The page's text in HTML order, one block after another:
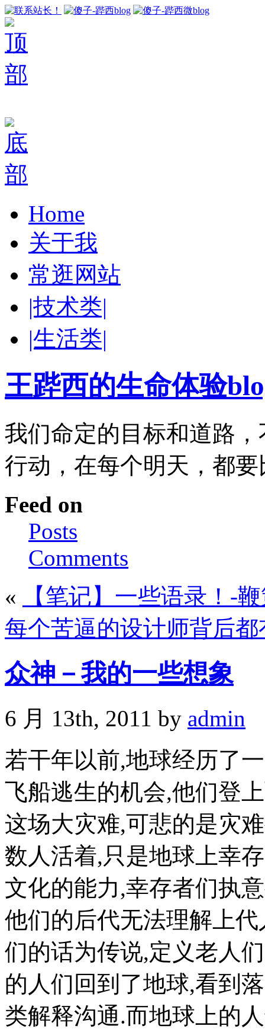
Home
关于我
常逛网站
|技术类|
|生活类|
王跸西的生命体验
我们命定的目标和道路
行动，在每个明天，都
Feed on
Posts
Comments
«
【笔记】一些语录！-
每个苦逼的设计师背后
众神－我的一些想象
6 月 13th, 2011 by admin
若干年以前,地球经历了
飞船逃生的机会,他们登
这场大灾难,可悲的是灾
数人活着,只是地球上幸
文化的能力,幸存者们执
他们的后代无法理解上
们的话为传说,定义老人
的人们回到了地球,看到
类解释沟通.而地球上的